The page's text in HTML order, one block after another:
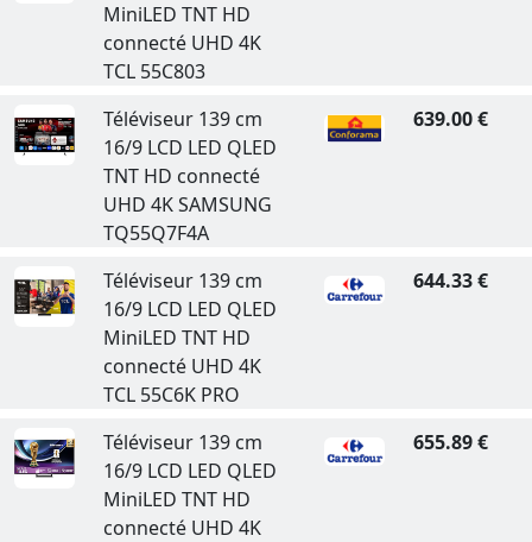
MiniLED TNT HD
connecté UHD 4K
TCL 55C803
Téléviseur 139 cm
16/9 LCD LED QLED
TNT HD connecté
UHD 4K SAMSUNG
TQ55Q7F4A
639.00 €
Téléviseur 139 cm
16/9 LCD LED QLED
MiniLED TNT HD
connecté UHD 4K
TCL 55C6K PRO
644.33 €
Téléviseur 139 cm
16/9 LCD LED QLED
MiniLED TNT HD
connecté UHD 4K
655.89 €